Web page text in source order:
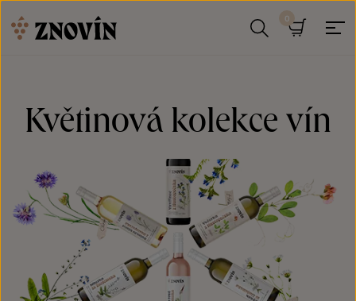
Květinová kolekce vín